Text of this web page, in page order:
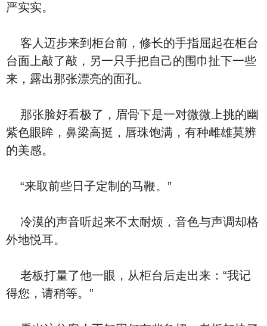
严实实。
客人迈步来到柜台前，修长的手指屈起在柜台
台面上敲了敲，另一只手把自己的围巾扯下一些
来，露出那张漂亮的面孔。
那张脸好看极了，眉骨下是一对微微上挑的幽
紫色眼眸，鼻梁高挺，唇珠饱满，有种雌雄莫辨
的美感。
“来取前些日子定制的马鞭。”
冷漠的声音听起来不太耐烦，音色与声调却格
外地悦耳。
老板打量了他一眼，从柜台后走出来：“我记
得您，请稍等。”